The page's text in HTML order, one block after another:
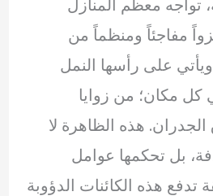
تواجه معظم المنازل
مفاجئاً ومنظماً من
على رأسها النمل
كل مكان؛ من زوايا
هذه الظاهرة لا
بل تحكمها عوامل
تدفع هذه الكائنات الدؤوبة